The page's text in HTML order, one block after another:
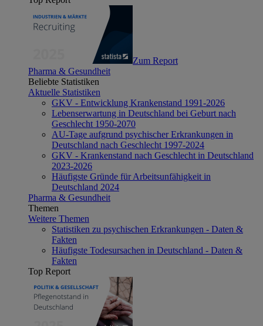
Zum Report
Pharma & Gesundheit
Beliebte Statistiken
Aktuelle Statistiken
GKV - Entwicklung Krankenstand 1991-2026
Lebenserwartung in Deutschland bei Geburt nach
Geschlecht 1950-2070
AU-Tage aufgrund psychischer Erkrankungen in
Deutschland nach Geschlecht 1997-2024
GKV - Krankenstand nach Geschlecht in Deutschland
2023-2026
Häufigste Gründe für Arbeitsunfähigkeit in
Deutschland 2024
Pharma & Gesundheit
Themen
Weitere Themen
Statistiken zu psychischen Erkrankungen - Daten &
Fakten
Häufigste Todesursachen in Deutschland - Daten &
Fakten
Top Report